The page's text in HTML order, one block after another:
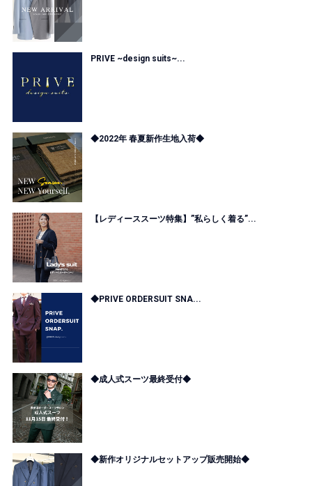
PRIVE ~design suits~...
◆2022年 春夏新作生地入荷◆
【レディーススーツ特集】”私らしく着る”...
◆PRIVE ORDERSUIT SNA...
◆成人式スーツ最終受付◆
◆新作オリジナルセットアップ販売開始◆